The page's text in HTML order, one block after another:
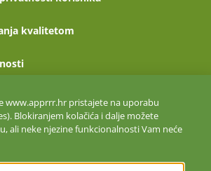
kvalitetom
sigurnosti
www.apprrr.hr pristajete na uporabu
Blokiranjem kolačića i dalje možete
ali neke njezine funkcionalnosti Vam neće